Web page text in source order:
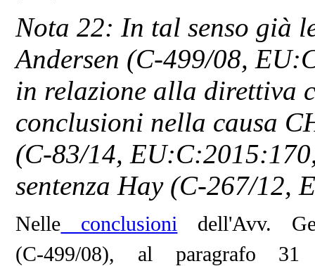
Nota 22: In tal senso già
Andersen (C‑499/08,
in relazione alla direttiva
conclusioni nella causa
(C‑83/14,
sentenza Hay (C‑267/
Nelle conclusioni dell'Avv.
(C‑499/08), al paragrafo